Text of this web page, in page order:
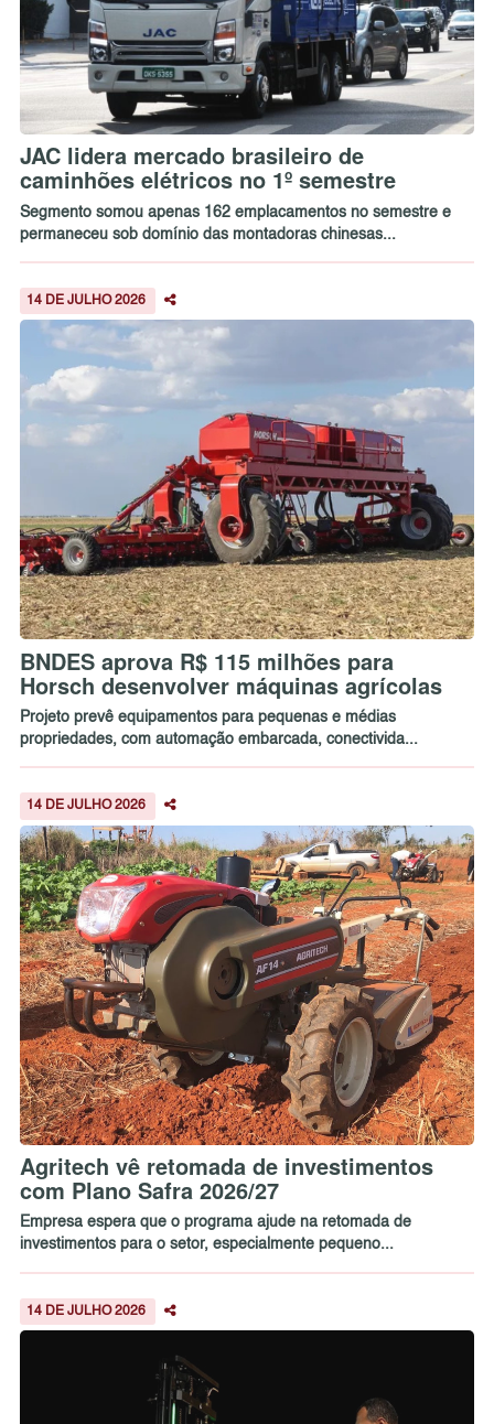
JAC lidera mercado brasileiro de
caminhões elétricos no 1º semestre
Segmento somou apenas 162 emplacamentos no semestre e
permaneceu sob domínio das montadoras chinesas...
14 DE JULHO 2026
BNDES aprova R$ 115 milhões para
Horsch desenvolver máquinas agrícolas
Projeto prevê equipamentos para pequenas e médias
propriedades, com automação embarcada, conectivida...
14 DE JULHO 2026
Agritech vê retomada de investimentos
com Plano Safra 2026/27
Empresa espera que o programa ajude na retomada de
investimentos para o setor, especialmente pequeno...
14 DE JULHO 2026